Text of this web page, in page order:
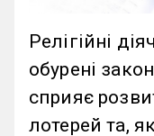
Релігійні
обурені
сприяє
лотерей та,